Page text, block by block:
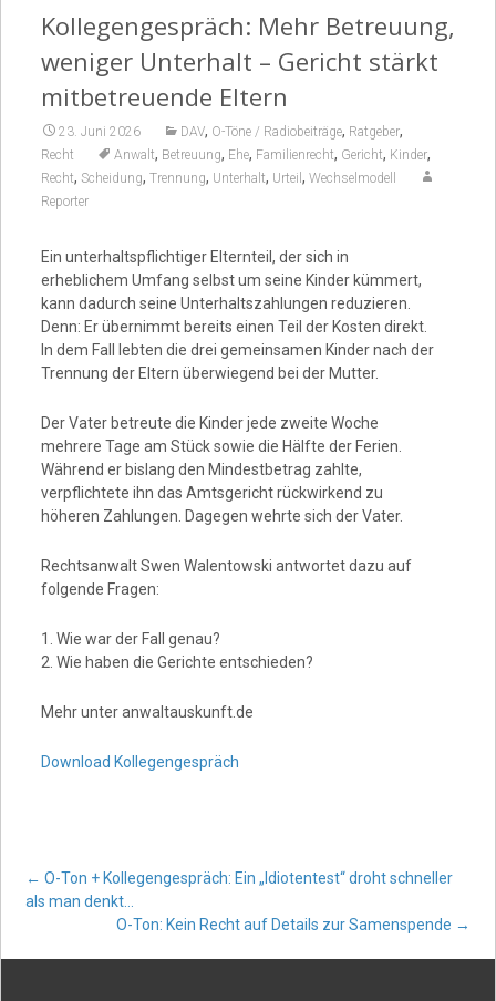
Kollegengespräch: Mehr Betreuung,
weniger Unterhalt – Gericht stärkt
mitbetreuende Eltern
23. Juni 2026 DAV, O-Töne / Radiobeiträge, Ratgeber,
Recht Anwalt, Betreuung, Ehe, Familienrecht, Gericht, Kinder,
Recht, Scheidung, Trennung, Unterhalt, Urteil , Wechselmodell
Reporter
Ein unterhaltspflichtiger Elternteil, der sich in
erheblichem Umfang selbst um seine Kinder kümmert,
kann dadurch seine Unterhaltszahlungen reduzieren.
Denn: Er übernimmt bereits einen Teil der Kosten direkt.
In dem Fall lebten die drei gemeinsamen Kinder nach der
Trennung der Eltern überwiegend bei der Mutter.
Der Vater betreute die Kinder jede zweite Woche
mehrere Tage am Stück sowie die Hälfte der Ferien.
Während er bislang den Mindestbetrag zahlte,
verpflichtete ihn das Amtsgericht rückwirkend zu
höheren Zahlungen. Dagegen wehrte sich der Vater.
Rechtsanwalt Swen Walentowski antwortet dazu auf
folgende Fragen:
1. Wie war der Fall genau?
2. Wie haben die Gerichte entschieden?
Mehr unter anwaltauskunft.de
Download Kollegengespräch
Post
navigation
← O-Ton + Kollegengespräch: Ein „Idiotentest“ droht schneller
als man denkt…
O-Ton: Kein Recht auf Details zur Samenspende →